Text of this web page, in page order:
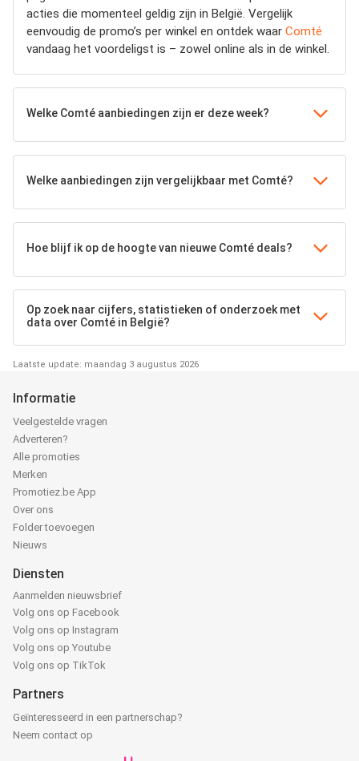
acties die momenteel geldig zijn in België. Vergelijk
eenvoudig de promo’s per winkel en ontdek waar Comté
vandaag het voordeligst is – zowel online als in de winkel.
Welke Comté aanbiedingen zijn er deze week?
Welke aanbiedingen zijn vergelijkbaar met Comté?
Hoe blijf ik op de hoogte van nieuwe Comté deals?
Op zoek naar cijfers, statistieken of onderzoek met
data over Comté in België?
Laatste update: maandag 3 augustus 2026
Informatie
Veelgestelde vragen
Adverteren?
Alle promoties
Merken
Promotiez.be App
Over ons
Folder toevoegen
Nieuws
Diensten
Aanmelden nieuwsbrief
Volg ons op Facebook
Volg ons op Instagram
Volg ons op Youtube
Volg ons op TikTok
Partners
Geïnteresseerd in een partnerschap?
Neem contact op